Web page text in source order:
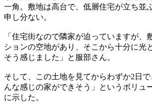
一角。敷地は高台で、低層住宅が立ち並
申し分ない。
「住宅街なので隣家が迫っていますが、
ションの空地があり、そこから十分に光
そう感じました」と服部さん。
そして、この土地を見てからわずか2日
んな感じの家ができそう」というボリュ
に示した。